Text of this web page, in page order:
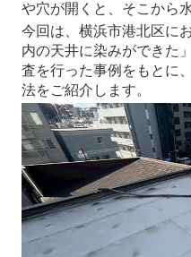
や穴が開くと、そこから
今回は、横浜市港北区に
内の天井に染みができた
査を行った事例をもとに
法をご紹介します。